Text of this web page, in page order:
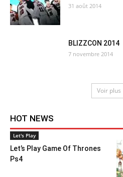
31 août 2014
BLIZZCON 2014
7 novembre 2014
Voir plus
HOT NEWS
Let's Play
Let’s Play Game Of Thrones
Ps4